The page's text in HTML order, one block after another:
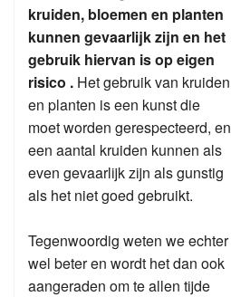
kruiden, bloemen en planten
kunnen gevaarlijk zijn en het
gebruik hiervan is op eigen
risico . Het gebruik van kruiden
en planten is een kunst die
moet worden gerespecteerd, en
een aantal kruiden kunnen als
even gevaarlijk zijn als gunstig
als het niet goed gebruikt.
Tegenwoordig weten we echter
wel beter en wordt het dan ook
aangeraden om te allen tijde